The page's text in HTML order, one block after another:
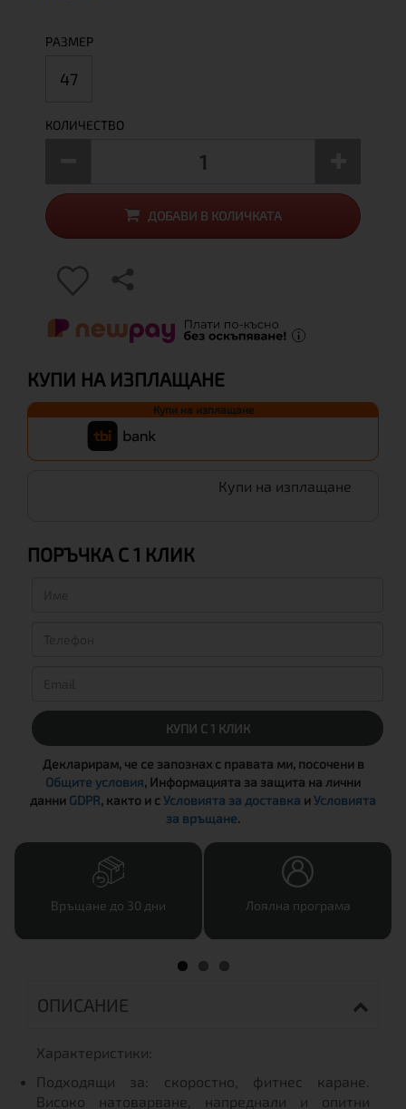
РАЗМЕР
47
КОЛИЧЕСТВО
ДОБАВИ В КОЛИЧКАТА
КУПИ НА ИЗПЛАЩАНЕ
Купи на изплащане
Купи на изплащане
ПОРЪЧКА С 1 КЛИК
КУПИ С 1 КЛИК
Декларирам, че се запознах с правата ми, посочени в
Общите условия, Информацията за защита на лични
данни GDPR, както и сУсловията за доставка иУсловията
за връщане.
Връщане до 30 дни Лоялна програма
ОПИСАНИЕ
Характеристики:
Подходящи за: скоростно, фитнес каране.
Високо натоварване, напреднали и опитни